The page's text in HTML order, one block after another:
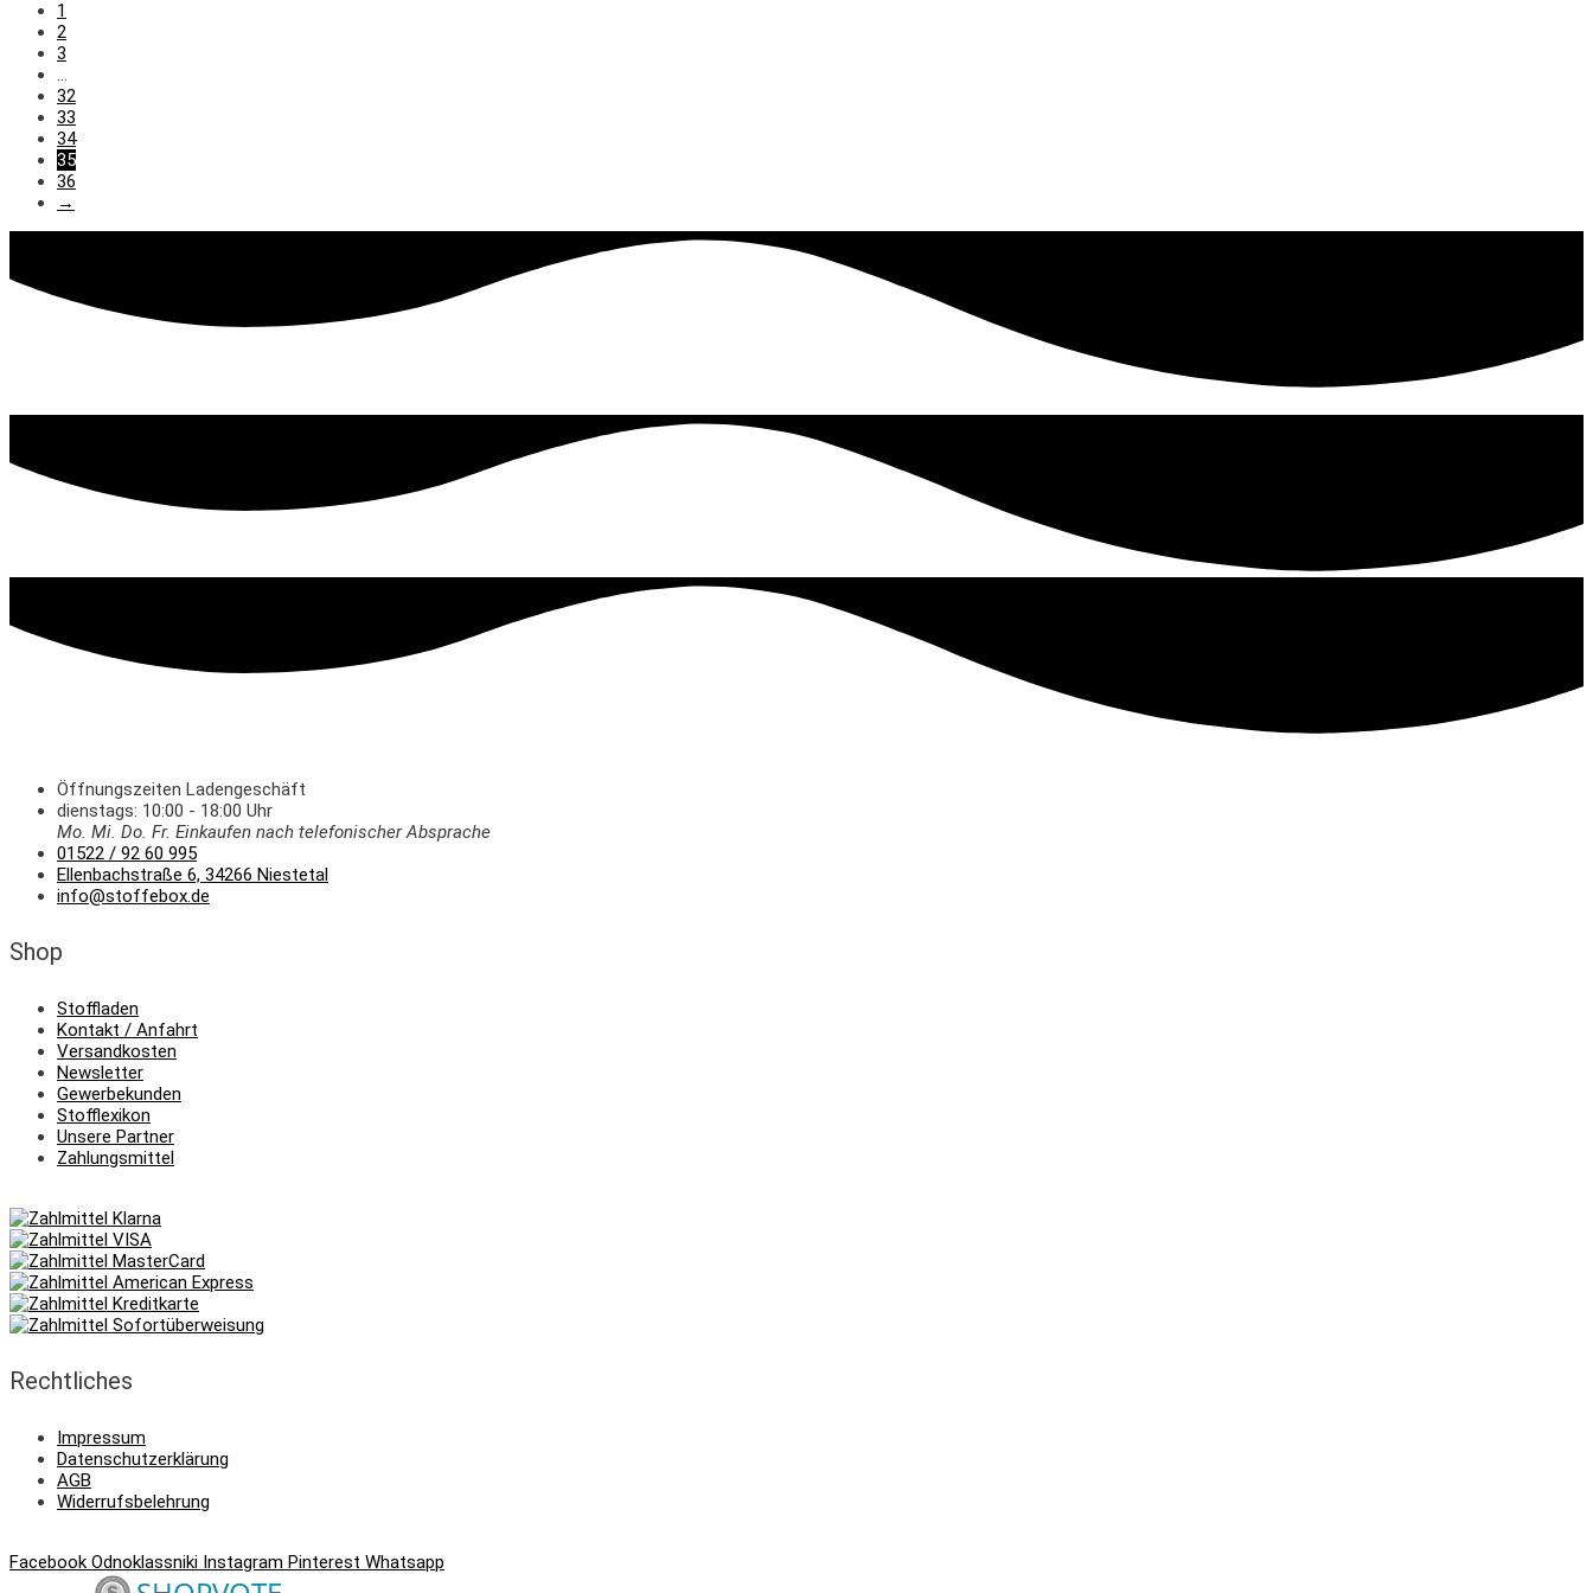
1
2
3
…
32
33
34
35
36
→
Öffnungszeiten Ladengeschäft
dienstags: 10:00 - 18:00 Uhr
Mo. Mi. Do. Fr. Einkaufen nach telefonischer Absprache
01522 / 92 60 995
Ellenbachstraße 6, 34266 Niestetal
info@stoffebox.de
Shop
Stoffladen
Kontakt / Anfahrt
Versandkosten
Newsletter
Gewerbekunden
Stofflexikon
Unsere Partner
Zahlungsmittel
Rechtliches
Impressum
Datenschutzerklärung
AGB
Widerrufsbelehrung
Facebook Odnoklassniki Instagram Pinterest Whatsapp